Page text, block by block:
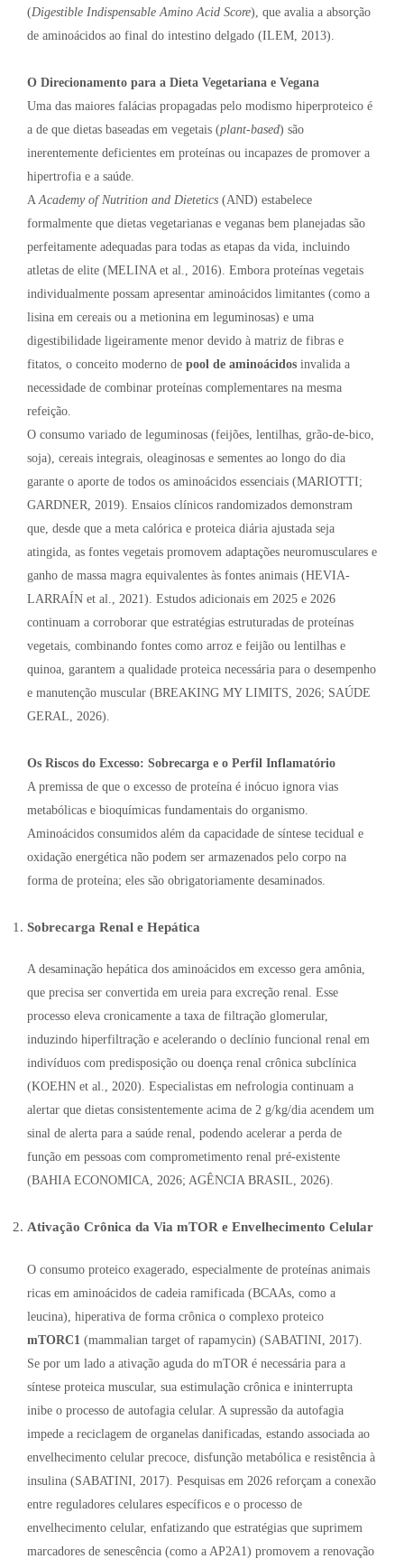
(Digestible Indispensable Amino Acid Score), que avalia a absorção
de aminoácidos ao final do intestino delgado (ILEM, 2013).
O Direcionamento para a Dieta Vegetariana e Vegana
Uma das maiores falácias propagadas pelo modismo hiperproteico é
a de que dietas baseadas em vegetais (plant-based) são
inerentemente deficientes em proteínas ou incapazes de promover a
hipertrofia e a saúde.
A Academy of Nutrition and Dietetics (AND) estabelece
formalmente que dietas vegetarianas e veganas bem planejadas são
perfeitamente adequadas para todas as etapas da vida, incluindo
atletas de elite (MELINA et al., 2016). Embora proteínas vegetais
individualmente possam apresentar aminoácidos limitantes (como a
lisina em cereais ou a metionina em leguminosas) e uma
digestibilidade ligeiramente menor devido à matriz de fibras e
fitatos, o conceito moderno de pool de aminoácidos invalida a
necessidade de combinar proteínas complementares na mesma
refeição.
O consumo variado de leguminosas (feijões, lentilhas, grão-de-bico,
soja), cereais integrais, oleaginosas e sementes ao longo do dia
garante o aporte de todos os aminoácidos essenciais (MARIOTTI;
GARDNER, 2019). Ensaios clínicos randomizados demonstram
que, desde que a meta calórica e proteica diária ajustada seja
atingida, as fontes vegetais promovem adaptações neuromusculares e
ganho de massa magra equivalentes às fontes animais (HEVIA-
LARRAÍN et al., 2021). Estudos adicionais em 2025 e 2026
continuam a corroborar que estratégias estruturadas de proteínas
vegetais, combinando fontes como arroz e feijão ou lentilhas e
quinoa, garantem a qualidade proteica necessária para o desempenho
e manutenção muscular (BREAKING MY LIMITS, 2026; SAÚDE
GERAL, 2026).
Os Riscos do Excesso: Sobrecarga e o Perfil Inflamatório
A premissa de que o excesso de proteína é inócuo ignora vias
metabólicas e bioquímicas fundamentais do organismo.
Aminoácidos consumidos além da capacidade de síntese tecidual e
oxidação energética não podem ser armazenados pelo corpo na
forma de proteína; eles são obrigatoriamente desaminados.
Sobrecarga Renal e Hepática
A desaminação hepática dos aminoácidos em excesso gera amônia,
que precisa ser convertida em ureia para excreção renal. Esse
processo eleva cronicamente a taxa de filtração glomerular,
induzindo hiperfiltração e acelerando o declínio funcional renal em
indivíduos com predisposição ou doença renal crônica subclínica
(KOEHN et al., 2020). Especialistas em nefrologia continuam a
alertar que dietas consistentemente acima de 2 g/kg/dia acendem um
sinal de alerta para a saúde renal, podendo acelerar a perda de
função em pessoas com comprometimento renal pré-existente
(BAHIA ECONOMICA, 2026; AGÊNCIA BRASIL, 2026).
Ativação Crônica da Via mTOR e Envelhecimento Celular
O consumo proteico exagerado, especialmente de proteínas animais
ricas em aminoácidos de cadeia ramificada (BCAAs, como a
leucina), hiperativa de forma crônica o complexo proteico
mTORC1 (mammalian target of rapamycin) (SABATINI, 2017).
Se por um lado a ativação aguda do mTOR é necessária para a
síntese proteica muscular, sua estimulação crônica e ininterrupta
inibe o processo de autofagia celular. A supressão da autofagia
impede a reciclagem de organelas danificadas, estando associada ao
envelhecimento celular precoce, disfunção metabólica e resistência à
insulina (SABATINI, 2017). Pesquisas em 2026 reforçam a conexão
entre reguladores celulares específicos e o processo de
envelhecimento celular, enfatizando que estratégias que suprimem
marcadores de senescência (como a AP2A1) promovem a renovação